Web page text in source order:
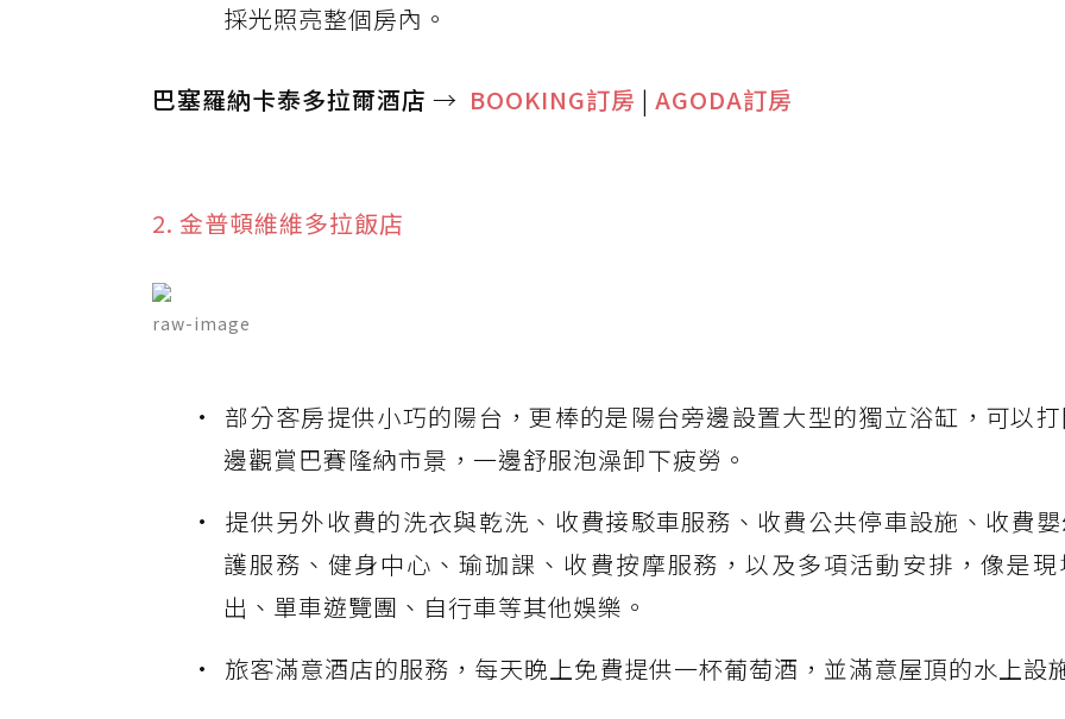
採光照亮整個房內。
巴塞羅納卡泰多拉爾酒店 → BOOKING訂房 | AGODA訂房
2. 金普頓維維多拉飯店
raw-image
部分客房提供小巧的陽台，更棒的是陽台旁邊設置大型的獨立浴缸，可以
邊觀賞巴賽隆納市景，一邊舒服泡澡卸下疲勞。
提供另外收費的洗衣與乾洗、收費接駁車服務、收費公共停車設施、收費
護服務、健身中心、瑜珈課、收費按摩服務，以及多項活動安排，像是現
出、單車遊覽團、自行車等其他娛樂。
旅客滿意酒店的服務，每天晚上免費提供一杯葡萄酒，並滿意屋頂的水上設